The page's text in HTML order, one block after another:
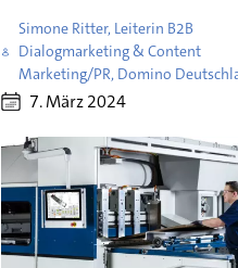
Simone Ritter, Leiterin B2B
Dialogmarketing & Content
Marketing/PR, Domino
7. März 2024